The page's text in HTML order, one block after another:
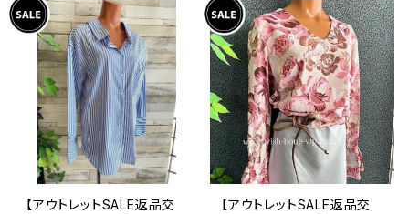
ー
【アウトレットSALE返品交
【アウトレットSALE返品交